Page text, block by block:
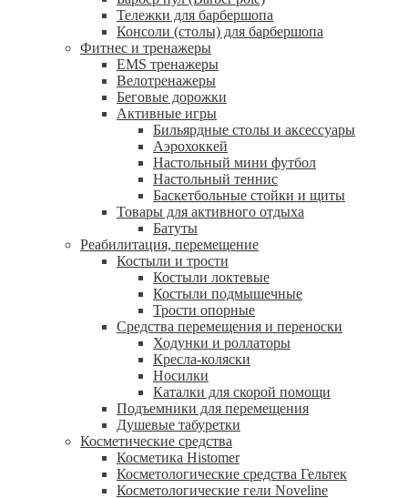
Тележки для барбершопа
Консоли (столы) для барбершопа
Фитнес и тренажеры
EMS тренажеры
Велотренажеры
Беговые дорожки
Активные игры
Бильярдные столы и аксессуары
Аэрохоккей
Настольный мини футбол
Настольный теннис
Баскетбольные стойки и щиты
Товары для активного отдыха
Батуты
Реабилитация, перемещение
Костыли и трости
Костыли локтевые
Костыли подмышечные
Трости опорные
Средства перемещения и переноски
Ходунки и роллаторы
Кресла-коляски
Носилки
Каталки для скорой помощи
Подъемники для перемещения
Душевые табуретки
Косметические средства
Косметика Histomer
Косметологические средства Гельтек
Косметологические гели Noveline